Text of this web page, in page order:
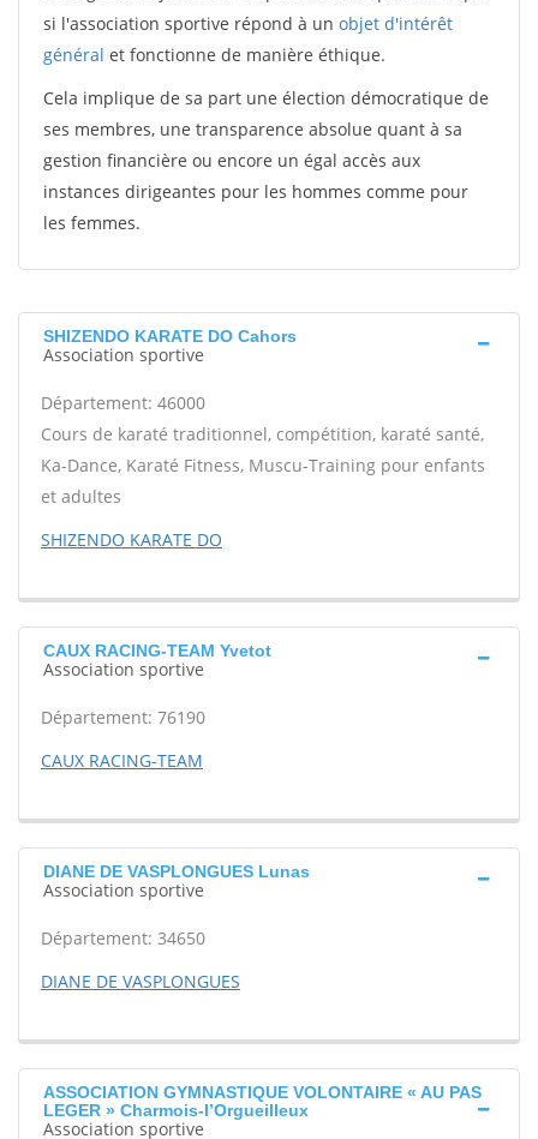
si l'association sportive répond à un objet d'intérêt
général et fonctionne de manière éthique.
Cela implique de sa part une élection démocratique de
ses membres, une transparence absolue quant à sa
gestion financière ou encore un égal accès aux
instances dirigeantes pour les hommes comme pour
les femmes.
SHIZENDO KARATE DO Cahors
Association sportive
Département: 46000
Cours de karaté traditionnel, compétition, karaté santé,
Ka-Dance, Karaté Fitness, Muscu-Training pour enfants
et adultes
SHIZENDO KARATE DO
CAUX RACING-TEAM Yvetot
Association sportive
Département: 76190
CAUX RACING-TEAM
DIANE DE VASPLONGUES Lunas
Association sportive
Département: 34650
DIANE DE VASPLONGUES
ASSOCIATION GYMNASTIQUE VOLONTAIRE « AU PAS
LEGER » Charmois-l’Orgueilleux
Association sportive